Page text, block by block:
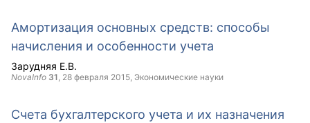
Амортизация основных средств: способы
начисления и особенности учета
Зарудняя Е.В.
NovaInfo 31, 28 февраля 2015, Экономические науки
Счета бухгалтерского учета и их назначения